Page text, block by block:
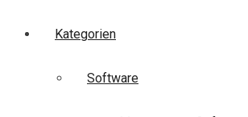
Kategorien
Software